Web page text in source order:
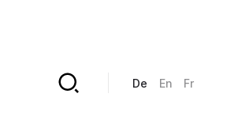
De En Fr